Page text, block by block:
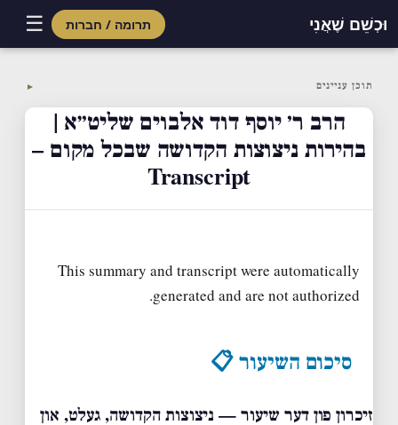
וּכְשֵׁם שֶׁאֲנִי תרומה / חברות ☰
content
תוכן עניינים ▼
הרב ר׳ יוסף דוד אלבוים שליט״א |
בהירות ניצוצות הקדושה שבכל מקום –
Transcript
This summary and transcript were automatically
generated and are not authorized.
סיכום השיעור 📋
זיכרון פון דער שיעור — ניצוצות הקדושה, געלט, און